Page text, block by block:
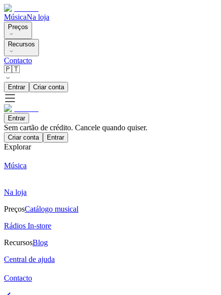
MúsicaNa loja
Preços
Recursos
Contacto
🇵🇹
Entrar Criar conta
Entrar
Sem cartão de crédito. Cancele quando quiser.
Criar conta Entrar
Explorar
Música
Na loja
PreçosCatálogo musical
Rádios In-store
RecursosBlog
Central de ajuda
Contacto